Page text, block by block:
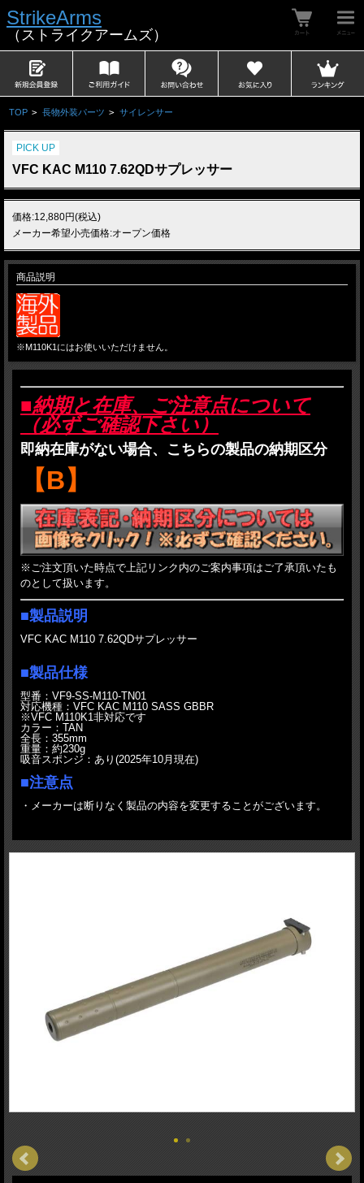
StrikeArms
（ストライクアームズ）
TOP > 長物外装パーツ > サイレンサー
PICK UP
VFC KAC M110 7.62QDサプレッサー
価格:12,880円(税込)
メーカー希望小売価格:オープン価格
商品説明
※M110K1にはお使いいただけません。
■納期と在庫、ご注意点について
（必ずご確認下さい）
即納在庫がない場合、こちらの製品の納期区分
【B】
※ご注文頂いた時点で上記リンク内のご案内事項はご了承頂いたも
のとして扱います。
■製品説明
VFC KAC M110 7.62QDサプレッサー
■製品仕様
型番：VF9-SS-M110-TN01
対応機種：VFC KAC M110 SASS GBBR
※VFC M110K1非対応です
カラー：TAN
全長：355mm
重量：約230g
吸音スポンジ：あり(2025年10月現在)
■注意点
・メーカーは断りなく製品の内容を変更することがございます。